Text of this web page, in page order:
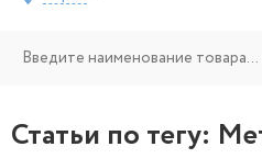
Статьи по тегу: